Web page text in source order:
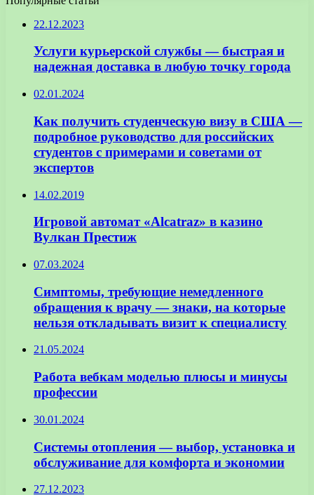
22.12.2023
Услуги курьерской службы — быстрая и
надежная доставка в любую точку города
02.01.2024
Как получить студенческую визу в США —
подробное руководство для российских
студентов с примерами и советами от
экспертов
14.02.2019
Игровой автомат «Alcatraz» в казино
Вулкан Престиж
07.03.2024
Симптомы, требующие немедленного
обращения к врачу — знаки, на которые
нельзя откладывать визит к специалисту
21.05.2024
Работа вебкам моделью плюсы и минусы
профессии
30.01.2024
Системы отопления — выбор, установка и
обслуживание для комфорта и экономии
27.12.2023